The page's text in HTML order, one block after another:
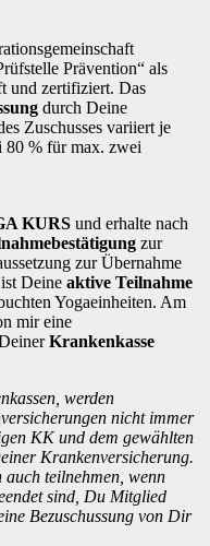
Prävention“ als
und zertifiziert. Das
durch Deine
Zuschusses variiert je
80 % für max. zwei
KURS und erhalte nach
zur
zur Übernahme
Deine aktive Teilnahme
Yogaeinheiten. Am
mir eine
Krankenkasse
werden
nicht immer
KK und dem gewählten
Krankenversicherung.
teilnehmen, wenn
sind, Du Mitglied
Bezuschussung von Dir